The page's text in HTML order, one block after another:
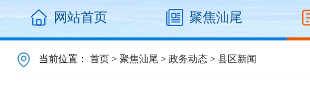
网站首页 聚焦汕尾
当前位置：首页 >聚焦汕尾 >政务动态 >县区新闻